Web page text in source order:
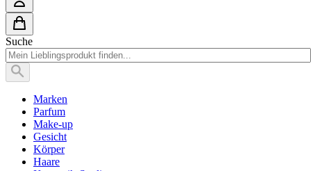
Suche
Marken
Parfum
Make-up
Gesicht
Körper
Haare